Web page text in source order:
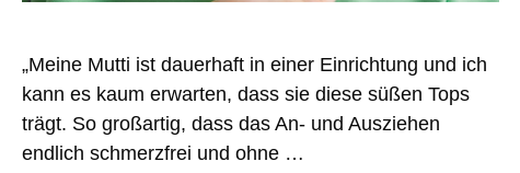
„Meine Mutti ist dauerhaft in einer Einrichtung und ich
kann es kaum erwarten, dass sie diese süßen Tops
trägt. So großartig, dass das An- und Ausziehen
endlich schmerzfrei und ohne …